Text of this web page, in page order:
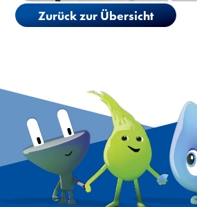
Zurück zur Übersicht